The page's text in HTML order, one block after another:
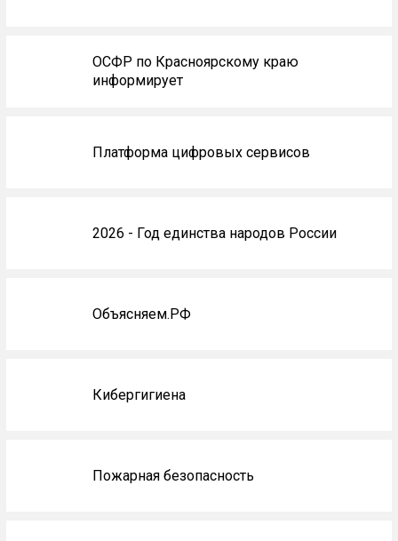
ОСФР по Красноярскому краю
информирует
Платформа цифровых сервисов
2026 - Год единства народов России
Объясняем.РФ
Кибергигиена
Пожарная безопасность